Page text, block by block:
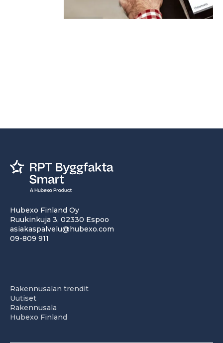
Hubexo Finland Oy
Ruukinkuja 3, 02330 Espoo
asiakaspalvelu@hubexo.com
09-809 911
Rakennusalan trendit
Uutiset
Rakennusala
Hubexo Finland